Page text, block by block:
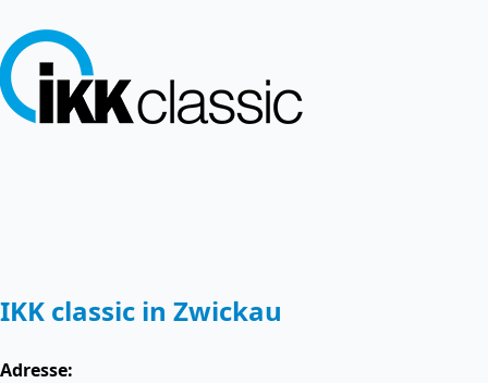
IKK classic in Zwickau
Adresse: